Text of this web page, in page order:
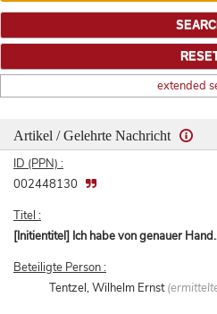
extended
Artikel / Gelehrte Nachricht
ID (PPN) :
002448130
Titel :
[Initientitel] Ich habe von genauer
Beteiligte Person :
Tentzel, Wilhelm Ernst